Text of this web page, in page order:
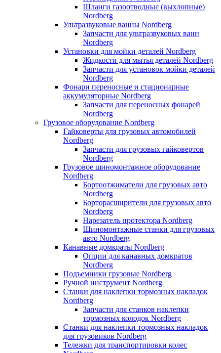
Шланги газоотводные (выхлопные)
Nordberg
Ультразвуковые ванны Nordberg
Запчасти для ультразвуковых ванн
Nordberg
Установки для мойки деталей Nordberg
Жидкости для мытья деталей Nordberg
Запчасти для установок мойки деталей
Nordberg
Фонари переносные и стационарные
аккумуляторные Nordberg
Запчасти для переносных фонарей
Nordberg
Грузовое оборудование Nordberg
Гайковерты для грузовых автомобилей
Nordberg
Запчасти для грузовых гайковертов
Nordberg
Грузовое шиномонтажное оборудование
Nordberg
Бортоотжиматели для грузовых авто
Nordberg
Борторасширители для грузовых авто
Nordberg
Нарезатель протектора Nordberg
Шиномонтажные станки для грузовых
авто Nordberg
Канавные домкраты Nordberg
Опции для канавных домкратов
Nordberg
Подъемники грузовые Nordberg
Ручной инструмент Nordberg
Станки для наклепки тормозных накладок
Nordberg
Запчасти для станков наклепки
тормозных колодок Nordberg
Станки для наклепки тормозных накладок
для грузовиков Nordberg
Тележки для транспортировки колес